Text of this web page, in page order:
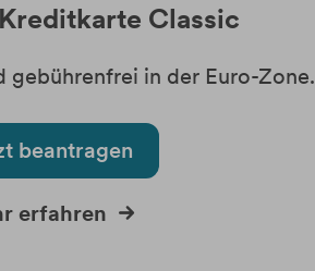
Classic
gebührenfrei in der Euro-Zone.
beantragen
erfahren